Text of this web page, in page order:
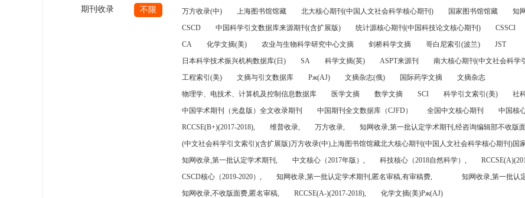
期刊收录 不限 万方收录(中) 上海图书馆馆藏 北大核心期刊(中国人文社会科学核心期刊) 国家图书馆馆藏 知
CSCD
中国科学引文数据库来源期刊(含扩展版) 统计源核心期刊(中国科技论文核心期刊) CSSCI
CA
化学文摘(美) 农业与生物科学研究中心文摘 剑桥科学文摘 哥白尼索引(波兰)
JST
日本科学技术振兴机构数据库(日)
SA 科学文摘(英) ASPT来源刊 南大核心期刊(中文社会科学
工程索引(美)
文摘与引文数据库 Pж(AJ) 文摘杂志(俄) 国际药学文摘
文摘杂志
物理学、电技术、计算机及控制信息数据库
医学文摘 数学文摘 SCI 科学引文索引(美)
社
中国学术期刊（光盘版）全文收录期刊
中国期刊全文数据库（CJFD） 全国中文核心期刊
中国核
RCCSE(B+)(2017-2018),
维普收录, 万方收录, 知网收录,第一批认定学术期刊,经咨询编辑部不收版
(中文社会科学引文索引)(含扩展版)万方收录(中)上海图书馆馆藏北大核心期刊(中国人文社会科学核心期刊)国
知网收录,第一批认定学术期刊,
中文核心（2017年版）, 科技核心（2018自然科学）,
CSCD核心（2019-2020）,
知网收录,第一批认定学术期刊,匿名审稿,有审稿费,
知网收录,第一批认
知网收录,不收版面费,匿名审稿,
RCCSE(A-)(2017-2018),
化学文摘(美)Pж(AJ)